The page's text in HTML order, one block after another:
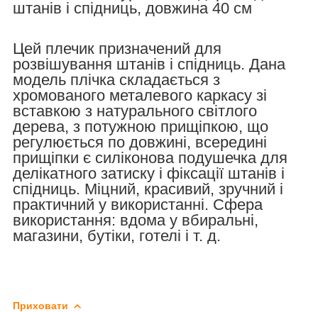
штанів і спідниць, довжина 40 см
Цей плечик призначений для
розвішування штанів і спідниць. Дана
модель плічка складається з
хромованого металевого каркасу зі
вставкою з натурального світлого
дерева, з потужною прищіпкою, що
регулюється по довжині, всередині
прищіпки є силіконова подушечка для
делікатного затиску і фіксації штанів і
спідниць. Міцний, красивий, зручний і
практичний у використанні. Сфера
використання: вдома у вбиральні,
магазини, бутіки, готелі і т. д.
Приховати